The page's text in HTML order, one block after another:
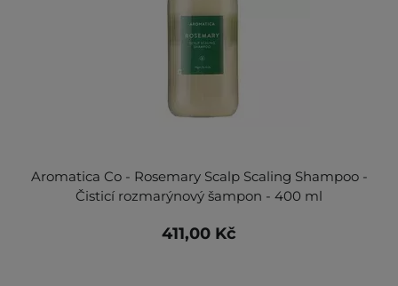
Aromatica Co - Rosemary Scalp Scaling Shampoo -
Čisticí rozmarýnový šampon - 400 ml
411,00 Kč